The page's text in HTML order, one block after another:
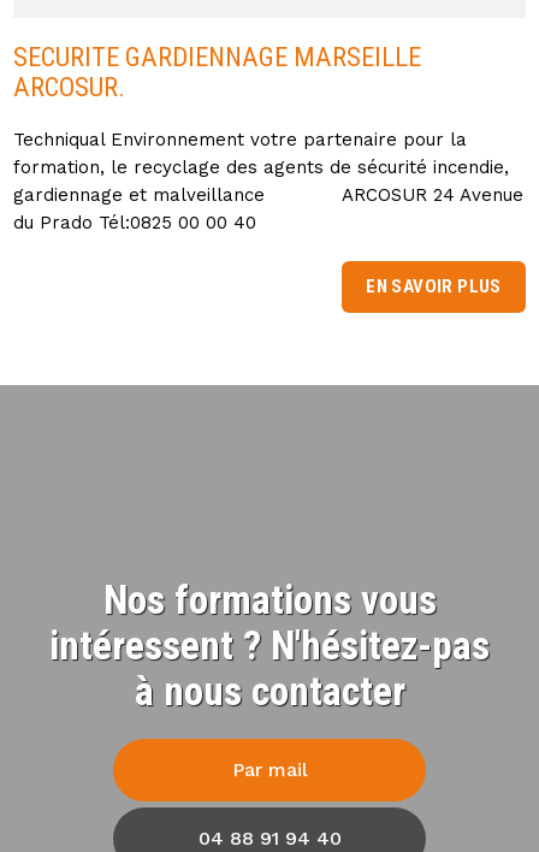
SECURITE GARDIENNAGE MARSEILLE
ARCOSUR.
Techniqual Environnement votre partenaire pour la
formation, le recyclage des agents de sécurité incendie,
gardiennage et malveillance ARCOSUR 24 Avenue
du Prado Tél:0825 00 00 40
EN SAVOIR PLUS
Nos formations vous
intéressent ? N'hésitez-pas
à nous contacter
Par mail
04 88 91 94 40